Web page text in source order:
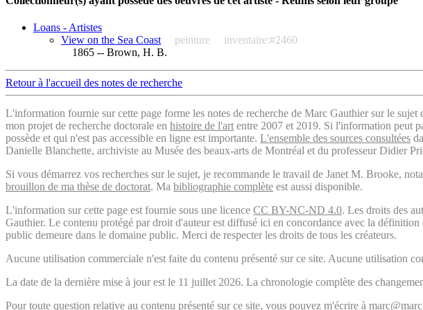
Loans - Artistes
View on the Sea Coast
peinture
inventaire:#2460
1865 -- Brown, H. B.
Retour à l'accueil des notes de recherche
L'information fournie sur cette page forme les notes de recherche de Marc Gauthier sur le
mon projet de recherche doctorale en histoire de l'art entre 2007 et 2019. Si l'information peut
possède et qui n'est pas accessible en ligne est importante. L'ensemble des sources consultées
Danielle Blanchette, archiviste au Musée des beaux-arts de Montréal et du professeur Didier
Si vous démarrez vos recherches sur le sujet, je recommande le travail de Janet M. Brooke,
brouillon de ma thèse de doctorat. Ma bibliographie complète est aussi disponible.
L'information sur cette page est fournie sous une licence CC BY-NC-ND 4.0. Les droits des
Gauthier. Le contenu protégé par droit d'auteur est diffusé ici en concordance avec la
public demeure dans le domaine public. Merci de respecter les droits de tous les créateurs.
Aucune utilisation commerciale n'est faite du contenu présenté sur ce site. Aucune utilisation
La date de la dernière mise à jour est le 11 juillet 2026. La chronologie complète des
Pour toute question relative au contenu présenté sur ce site, vous pouvez m'écrire à